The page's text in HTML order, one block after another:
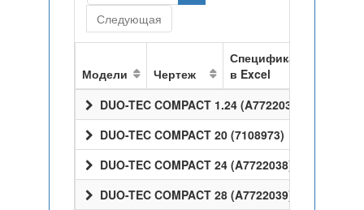
Следующая
Модели Чертеж
Спецификация
в Excel
DUO-TEC COMPACT 1.24 (A7722037)
DUO-TEC COMPACT 20 (7108973)
DUO-TEC COMPACT 24 (A7722038)
DUO-TEC COMPACT 28 (A7722039)